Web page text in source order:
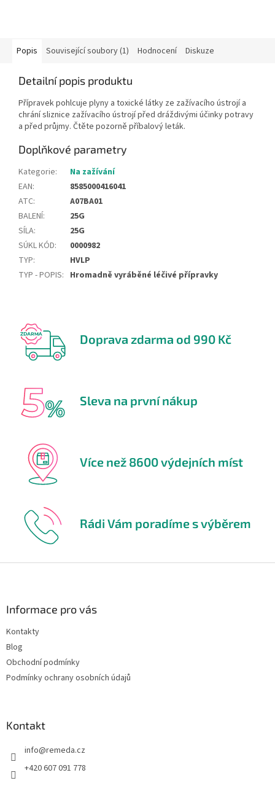
Popis Související soubory (1) Hodnocení Diskuze
Detailní popis produktu
Přípravek pohlcuje plyny a toxické látky ze zažívacího ústrojí a
chrání sliznice zažívacího ústrojí před dráždivými účinky potravy
a před průjmy. Čtěte pozorně příbalový leták.
Doplňkové parametry
Kategorie:
Na zažívání
EAN:
8585000416041
ATC:
A07BA01
BALENÍ:
25G
SÍLA:
25G
SÚKL KÓD:
0000982
TYP:
HVLP
TYP - POPIS: Hromadně vyráběné léčivé přípravky
Doprava zdarma od 990 Kč
Sleva na první nákup
Více než 8600 výdejních míst
Rádi Vám poradíme s výběrem
Informace pro vás
Kontakty
Blog
Obchodní podmínky
Podmínky ochrany osobních údajů
Kontakt
info@remeda.cz
+420 607 091 778